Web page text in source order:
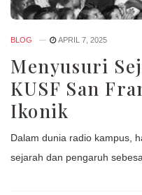
BLOG APRIL 7, 2025
Menyusuri
KUSF San
Ikonik
Dalam dunia radio kampus,
sejarah dan pengaruh